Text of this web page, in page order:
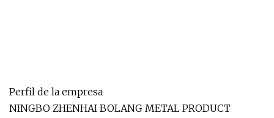
Perfil de la empresa
NINGBO ZHENHAI BOLANG METAL PRODUCT